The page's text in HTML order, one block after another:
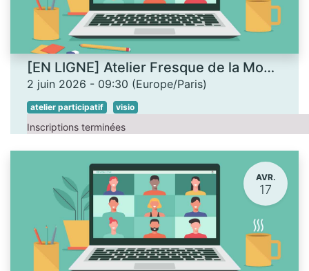
[EN LIGNE] Atelier Fresque de la Monnaie
2 juin 2026 - 09:30 (Europe/Paris)
atelier participatif visio
Inscriptions terminées
AVR.
17